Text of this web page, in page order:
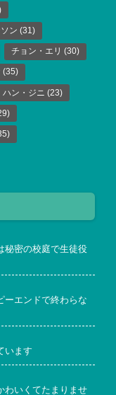
ン (31)
チョン・エリ (30)
(35)
ハン・ジニ (23)
秘密の校庭で生徒役
ーエンドで終わらな
います
わいくてたまりませ